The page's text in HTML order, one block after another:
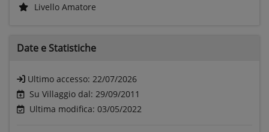
Livello Amatore
Date e Statistiche
Ultimo accesso: 22/07/2026
Su Villaggio dal: 29/09/2011
Ultima modifica: 03/05/2022